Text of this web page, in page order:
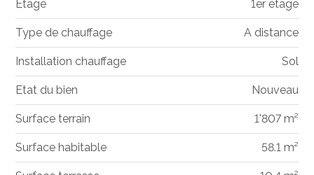
Étage 1er étage
Type de chauffage A distance
Installation chauffage Sol
Etat du bien Nouveau
Surface terrain 1'807 m²
Surface habitable 58.1 m²